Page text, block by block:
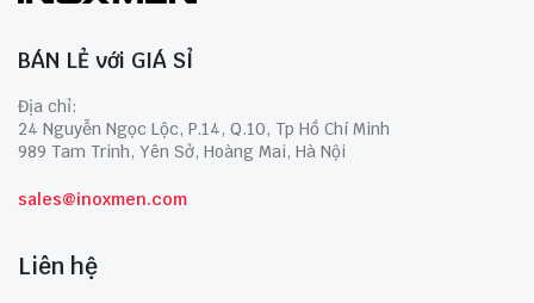
BÁN LẺ với GIÁ SỈ
Địa chỉ:
24 Nguyễn Ngọc Lộc, P.14, Q.10, Tp Hồ Chí Minh
989 Tam Trinh, Yên Sở, Hoàng Mai, Hà Nội
sales@inoxmen.com
Liên hệ